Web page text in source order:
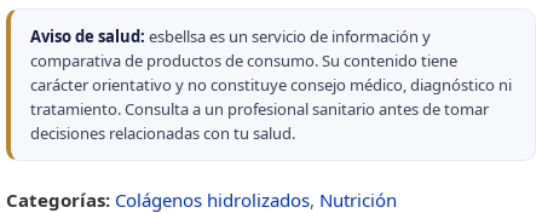
Aviso de salud: esbellsa es un servicio de información y
comparativa de productos de consumo. Su contenido tiene
carácter orientativo y no constituye consejo médico, diagnóstico ni
tratamiento. Consulta a un profesional sanitario antes de tomar
decisiones relacionadas con tu salud.
Categorías: Colágenos hidrolizados, Nutrición